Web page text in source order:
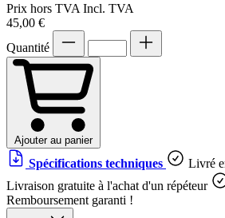
Prix hors TVA Incl. TVA
45,00 €
Quantité
Ajouter au panier
Spécifications techniques
Livré
Livraison gratuite à l'achat d'un répéteur
Remboursement garanti !